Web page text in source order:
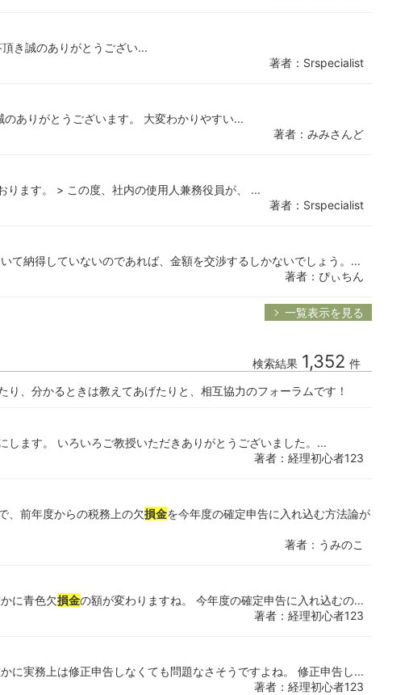
き誠のありがとうござい...
著者：Srspecialist
ありがとうございます。 大変わかりやすい...
著者：みみさんど
ります。 > この度、社内の使用人兼務役員が、 ...
著者：Srspecialist
て納得していないのであれば、金額を交渉するしかないでしょう。...
著者：ぴぃちん
一覧表示を見る
検索結果 1,352 件
り、分かるときは教えてあげたりと、相互協力のフォーラムです！
します。 いろいろご教授いただきありがとうございました。...
著者：経理初心者123
、前年度からの税務上の欠損金を今年度の確定申告に入れ込む方法論が
著者：うみのこ
に青色欠損金の額が変わりますね。 今年度の確定申告に入れ込むの...
著者：経理初心者123
に実務上は修正申告しなくても問題なさそうですよね。 修正申告し...
著者：経理初心者123